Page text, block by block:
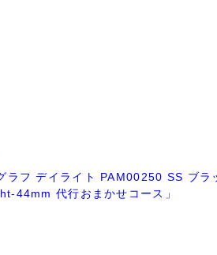
ラフ デイライト PAM00250 SS ブ
44mm 代行おまかせコース」